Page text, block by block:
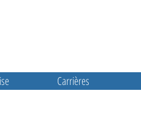
Carrières